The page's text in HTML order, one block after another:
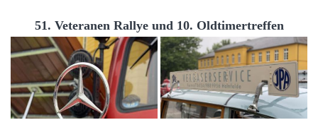
51. Veteranen Rallye und 10. Oldtimertreffen